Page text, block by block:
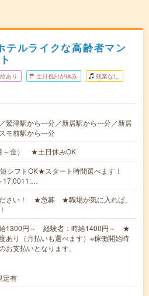
テルライクな高齢者マン
あり 土日祝日が休み 残業なし
鷲津駅から---分／新居駅から---分／新居
モ前駅から---分
～金） ★土日休みOK
シフトOK★スタート時間選べます！
17:0011:…
さい！ ★急募 ★職場が気に入れば、
給1300円～ 経験者：時給1400円～ ★
あり（月払いも選べます）※稼働開始時
お支払いとなります。
定有